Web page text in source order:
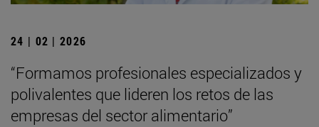
24 | 02 | 2026
“Formamos profesionales especializados y
polivalentes que lideren los retos de las
empresas del sector alimentario”